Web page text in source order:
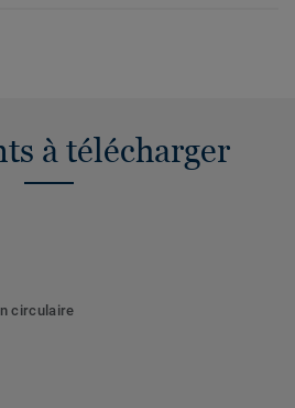
à télécharger
circulaire